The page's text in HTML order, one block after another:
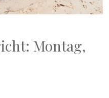
Montag,